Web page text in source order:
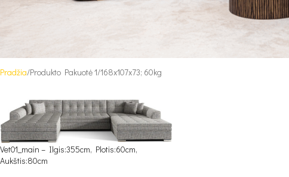
Pradžia Produkto Pakuotė 1 168x107x73; 60kg
Vet01_main – Ilgis:355cm, Plotis:60cm,
Aukštis:80cm